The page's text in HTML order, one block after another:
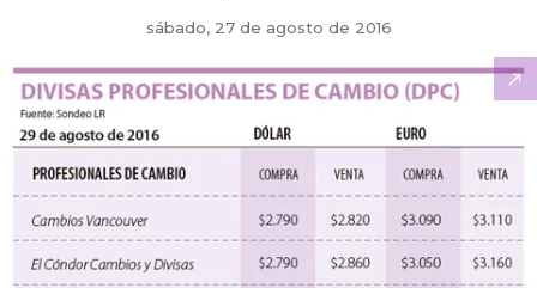
sábado, 27 de agosto de 2016